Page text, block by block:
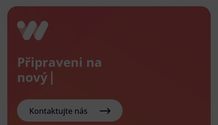
Připraveni na
nový e-sho
Kontaktujte nás